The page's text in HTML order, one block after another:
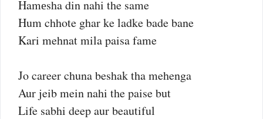
Hamеsha din nahi the same
Hum chhote ghar ke ladke bade bane
Kari mehnat mila paisa fame
Jo career chuna beshak tha mehenga
Aur jeib mein nahi the paise but
Life sabhi deep aur beautiful